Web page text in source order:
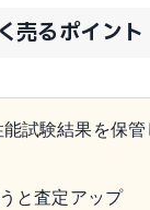
売るポイント
試験結果を保管
と査定アップ